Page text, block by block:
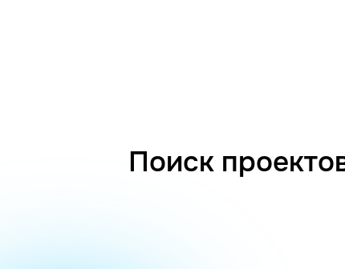
Поиск